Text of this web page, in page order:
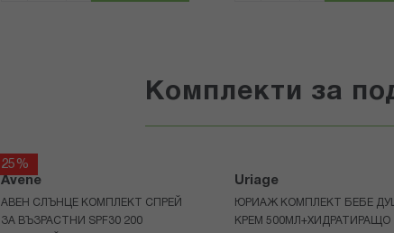
Комплекти за
25%
Avene
АВЕН СЛЪНЦЕ КОМПЛЕКТ СПРЕЙ
ЗА ВЪЗРАСТНИ SPF30 200
Uriage
ЮРИАЖ КОМПЛЕКТ БЕБЕ
КРЕМ 500МЛ+ХИДРАТИРАЩО